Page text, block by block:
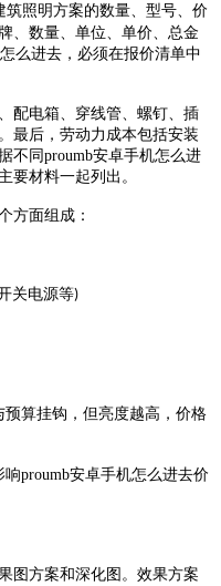
照明方案的数量、型号、价
、数量、单位、单价、总金
么进去，必须在报价清单中
箱、穿线管、螺钉、插
。最后，劳动力成本包括安装
据不同proumb安卓手机怎么进
要材料一起列出。
组成：
关电源等)
算挂钩，但亮度越高，价格
影响proumb安卓手机怎么进去价
图方案和深化图。效果方案